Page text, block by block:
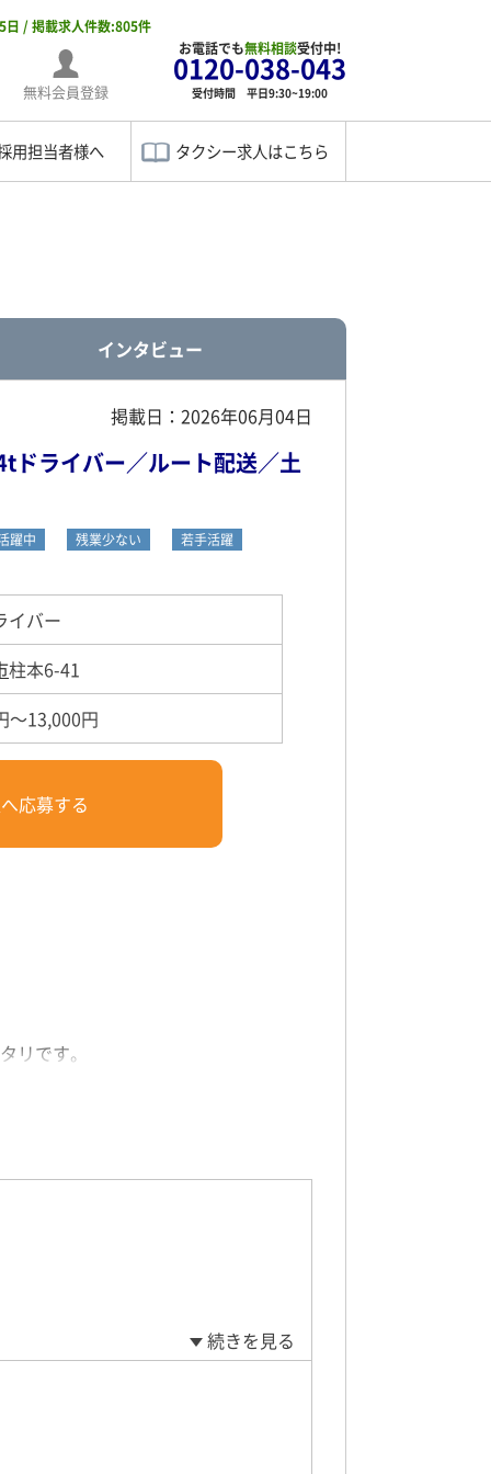
/ 掲載求人件数:805件
無料会員登録
お電話でも無料相談受付中!
0120-038-043
受付時間 平日9:30~19:00
用担当者様へ タクシー求人はこちら
インタビュー
掲載日：2026年06月04日
ドライバー／ルート配送／土
躍中 残業少ない
若手活躍
イバー
柱本6-41
～13,000円
応募する
リです。
続きを見る